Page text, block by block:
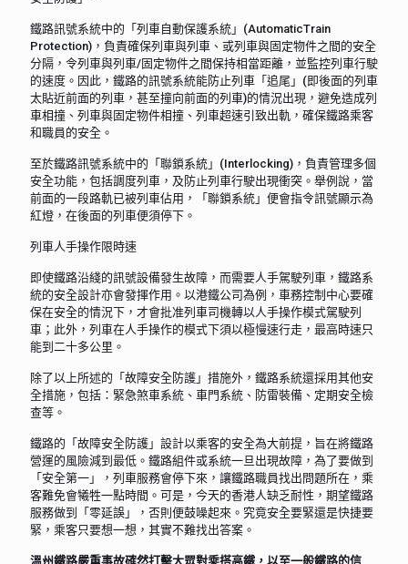
鐵路訊號系統中的「列車自動保護系統」(AutomaticTrain
Protection)，負責確保列車與列車、或列車與固定物件之間的安全
分隔，令列車與列車/固定物件之間保持相當距離，並監控列車行駛
的速度。因此，鐵路的訊號系統能防止列車「追尾」(即後面的列車
太貼近前面的列車，甚至撞向前面的列車)的情況出現，避免造成列
車相撞、列車與固定物件相撞、列車超速引致出軌，確保鐵路乘客
和職員的安全。
至於鐵路訊號系統中的「聯鎖系統」(Interlocking)，負責管理多個
安全功能，包括調度列車，及防止列車行駛出現衝突。舉例說，當
前面的一段路軌已被列車佔用，「聯鎖系統」便會指令訊號顯示為
紅燈，在後面的列車便須停下。
列車人手操作限時速
即使鐵路沿綫的訊號設備發生故障，而需要人手駕駛列車，鐵路系
統的安全設計亦會發揮作用。以港鐵公司為例，車務控制中心要確
保在安全的情況下，才會批准列車司機轉以人手操作模式駕駛列
車；此外，列車在人手操作的模式下須以極慢速行走，最高時速只
能到二十多公里。
除了以上所述的「故障安全防護」措施外，鐵路系統還採用其他安
全措施，包括：緊急煞車系統、車門系統、防雷裝備、定期安全檢
查等。
鐵路的「故障安全防護」設計以乘客的安全為大前提，旨在將鐵路
營運的風險減到最低。鐵路組件或系統一旦出現故障，為了要做到
「安全第一」，列車服務會停下來，讓鐵路職員找出問題所在，乘
客難免會犧牲一點時間。可是，今天的香港人缺乏耐性，期望鐵路
服務做到「零延誤」，否則便鼓噪起來。究竟安全要緊還是快捷要
緊，乘客只要想一想，其實不難找出答案。
溫州鐵路嚴重事故確然打擊大眾對乘搭高鐵，以至一般鐵路的信